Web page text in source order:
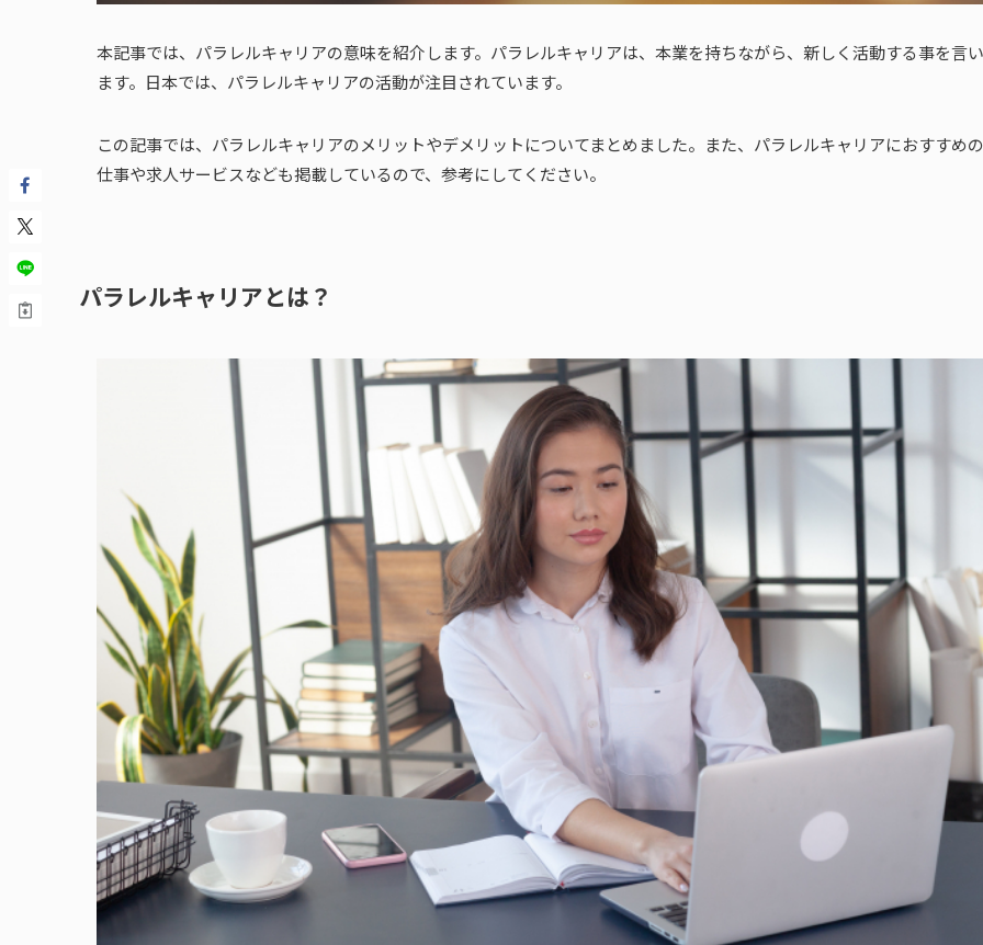
本記事では、パラレルキャリアの意味を紹介します。パラレルキャリアは、本業を持ちながら、新しく活動する事を言い
ます。日本では、パラレルキャリアの活動が注目されています。
この記事では、パラレルキャリアのメリットやデメリットについてまとめました。また、パラレルキャリアにおすすめの
仕事や求人サービスなども掲載しているので、参考にしてください。
パラレルキャリアとは？